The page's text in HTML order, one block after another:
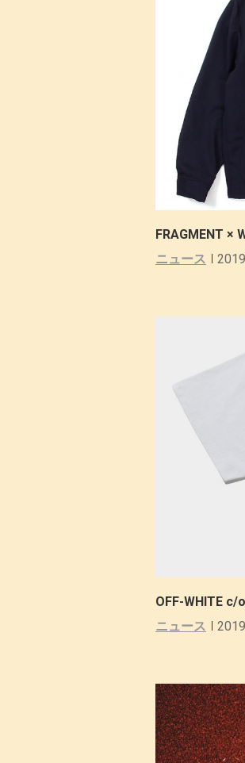
FRAGMENT ×
ニュース
OFF-WHITE c/
ニュース